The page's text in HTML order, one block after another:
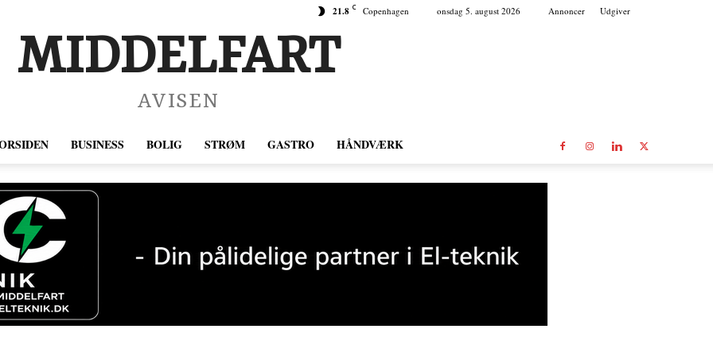
21.8 C Copenhagen onsdag 5. august 2026 Annoncer Udgiver
MIDDELFART
AVISEN
BUSINESS BOLIG STRØM GASTRO HÅNDVÆRK